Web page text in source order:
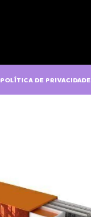
POLÍTICA DE PRIVACIDADE